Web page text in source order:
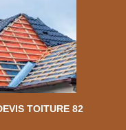
TOITURE 82